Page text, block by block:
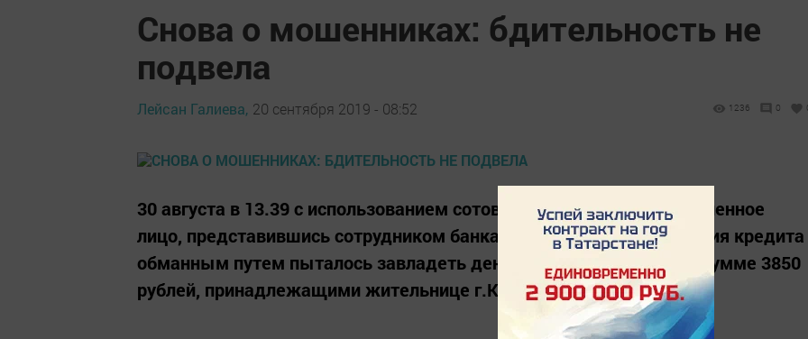
Снова о мошенниках: бдительность не
подвела
Лейсан Галиева, 20 сентября 2019 - 08:52 1236 0
30 августа в 13.39 с использованием сотового телефона неустановленное
лицо, представившись сотрудником банка, под предлогом получения кредита
обманным путем пыталось завладеть денежными средствами в сумме 3850
рублей, принадлежащими жительнице г.Казань 1992 г.р.